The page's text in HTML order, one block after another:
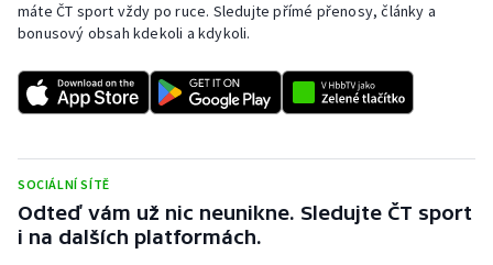
Short track
Sportovní střelba
Triatlon
Veslování
máte ČT sport vždy po ruce. Sledujte přímé přenosy, články a
bonusový obsah kdekoli a kdykoli.
SOCIÁLNÍ SÍTĚ
Odteď vám už nic neunikne. Sledujte ČT sport
i na dalších platformách.